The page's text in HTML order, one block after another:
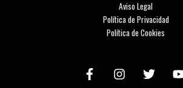
Aviso Legal
Política de Privacidad
Política de Cookies